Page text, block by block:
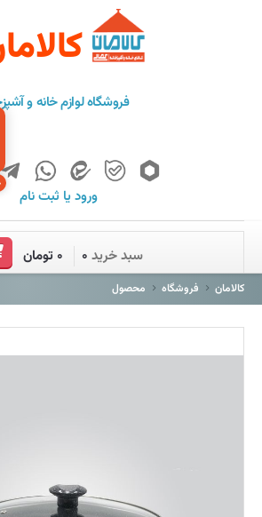
فروشگاه لوازم خانه و
ورودیا ثبت نام
فروشگاه
باشگاه مشتریان
سبد خرید ۰ ۰ تومان
کالامان فروشگاه محصول